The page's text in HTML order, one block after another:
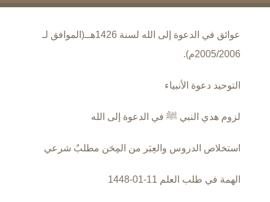
عوائق في الدعوة إلى الله لسنة 1426هــ(الموافق لـ
2005/2006م).
التوحيد دعوة الأنبياء
لزوم هدي النبي ﷺ في الدعوة إلى الله
استخلاص الدروس والعِبَر من المِحَن مطلبٌ شرعي
الهمة في طلب العلم 11-01-1448